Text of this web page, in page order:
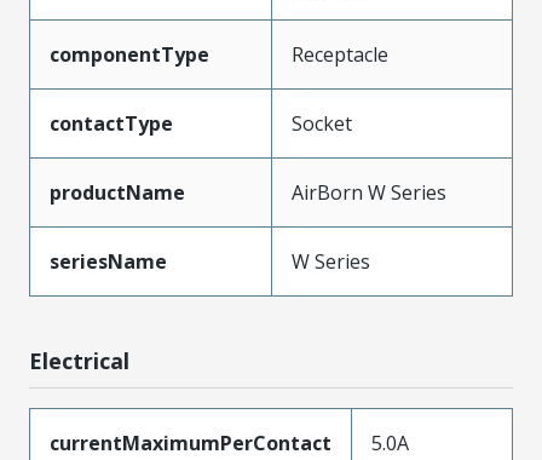
componentType Receptacle
contactType Socket
productName AirBorn W Series
seriesName W Series
Electrical
currentMaximumPerContact 5.0A